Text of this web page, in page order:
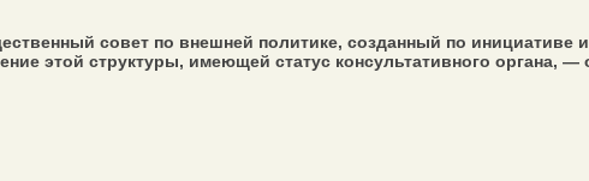
совет по внешней политике, созданный по инициативе
этой структуры, имеющей статус консультативного органа, —